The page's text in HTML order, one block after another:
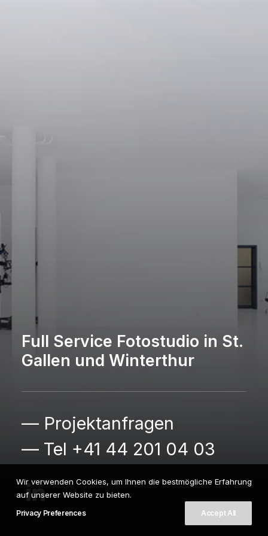
Full Service Fotostudio in St.
Gallen und Winterthur
— Projektanfragen
— Tel +41 44 201 04 03
Wir verwenden Cookies, um Ihnen die bestmögliche Erfahrung
auf unserer Website zu bieten.
Privacy Preferences Accept All